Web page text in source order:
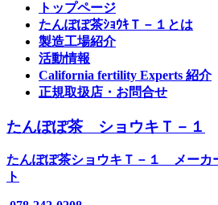
トップページ
たんぽぽ茶ｼｮｳｷＴ－１とは
製造工場紹介
活動情報
California fertility Experts 紹介
正規取扱店・お問合せ
たんぽぽ茶 ショウキＴ－１
たんぽぽ茶ショウキＴ－１ メーカ
ト